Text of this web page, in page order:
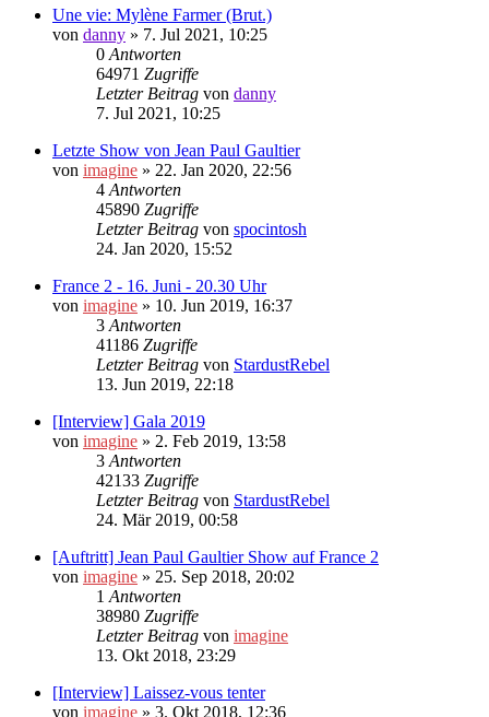
Une vie: Mylène Farmer (Brut.)
von danny » 7. Jul 2021, 10:25
0 Antworten
64971 Zugriffe
Letzter Beitrag von danny
7. Jul 2021, 10:25
Letzte Show von Jean Paul Gaultier
von imagine » 22. Jan 2020, 22:56
4 Antworten
45890 Zugriffe
Letzter Beitrag von spocintosh
24. Jan 2020, 15:52
France 2 - 16. Juni - 20.30 Uhr
von imagine » 10. Jun 2019, 16:37
3 Antworten
41186 Zugriffe
Letzter Beitrag von StardustRebel
13. Jun 2019, 22:18
[Interview] Gala 2019
von imagine » 2. Feb 2019, 13:58
3 Antworten
42133 Zugriffe
Letzter Beitrag von StardustRebel
24. Mär 2019, 00:58
[Auftritt] Jean Paul Gaultier Show auf France 2
von imagine » 25. Sep 2018, 20:02
1 Antworten
38980 Zugriffe
Letzter Beitrag von imagine
13. Okt 2018, 23:29
[Interview] Laissez-vous tenter
von imagine » 3. Okt 2018, 12:36